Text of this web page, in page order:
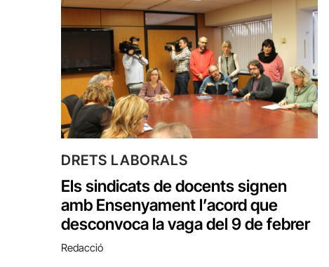
DRETS LABORALS
Els sindicats de docents signen
amb Ensenyament l’acord que
desconvoca la vaga del 9 de febrer
Redacció